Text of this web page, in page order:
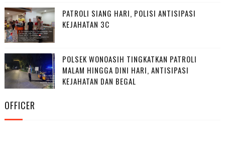
PATROLI SIANG HARI, POLISI ANTISIPASI
KEJAHATAN 3C
POLSEK WONOASIH TINGKATKAN PATROLI
MALAM HINGGA DINI HARI, ANTISIPASI
KEJAHATAN DAN BEGAL
OFFICER